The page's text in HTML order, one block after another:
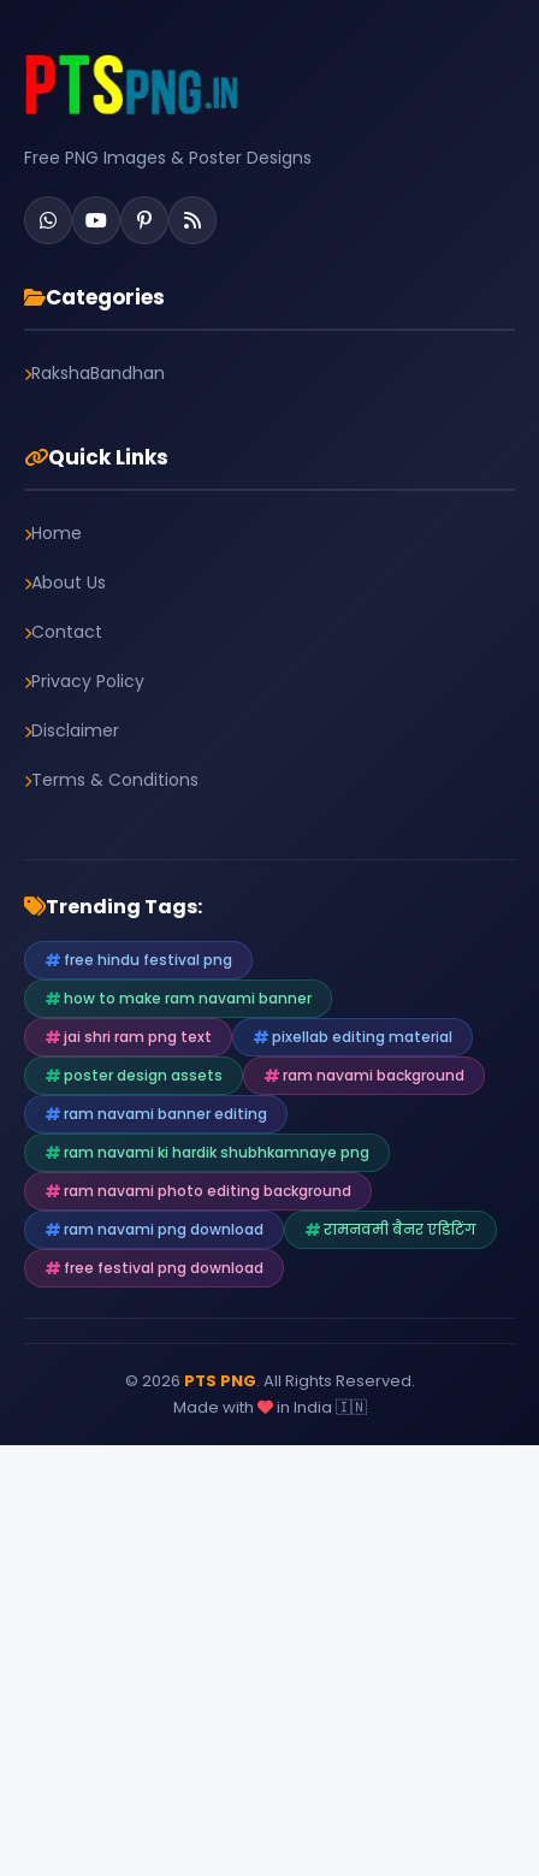
Free PNG Images & Poster Designs
Categories
RakshaBandhan
Quick Links
Home
About Us
Contact
Privacy Policy
Disclaimer
Terms & Conditions
Trending Tags:
free hindu festival png
how to make ram navami banner
jai shri ram png text
pixellab editing material
poster design assets
ram navami background
ram navami banner editing
ram navami ki hardik shubhkamnaye png
ram navami photo editing background
ram navami png download
रामनवमी बैनर एडिटिंग
free festival png download
© 2026 PTS PNG. All Rights Reserved.
Made with
in India 🇮🇳